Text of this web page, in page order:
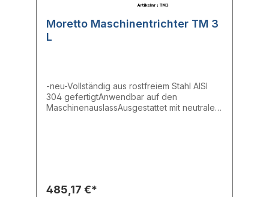
Moretto Maschinentrichter TM 3
L
-neu-Vollständig aus rostfreiem Stahl AISI
304 gefertigtAnwendbar auf den
MaschinenauslassAusgestattet mit neutraler
485,17 €*